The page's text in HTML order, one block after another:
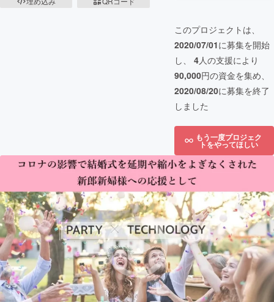
このプロジェクトは、
2020/07/01に募集を開始
し、 4人の支援により
90,000円の資金を集め、
2020/08/20に募集を終了
しました
もう一度プロジェク
トをやってほしい